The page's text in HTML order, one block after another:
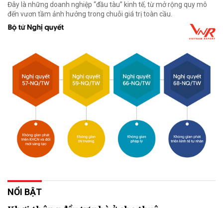
Đây là những doanh nghiệp “đầu tàu” kinh tế, từ mở rộng quy mô
đến vươn tầm ảnh hưởng trong chuỗi giá trị toàn cầu.
NỔI BẬT